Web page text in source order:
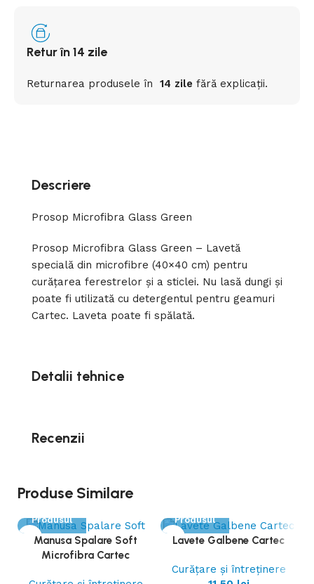
Retur în 14 zile
Returnarea produseleîn 14 zile fără explicații.
Descriere
Prosop Microfibra Glass Green
Prosop Microfibra Glass Green – Lavetă
specială din microfibre (40×40 cm) pentru
curățarea ferestrelor și a sticlei. Nu lasă dungi și
poate fi utilizată cu detergentul pentru geamuri
Cartec. Laveta poate fi spălată.
Detalii tehnice
Recenzii
Produse Similare
Produsul
Manusa Spalare Soft
Microfibra Cartec
Produsul
Lavete Galbene Cartec
Curățare și întreținere